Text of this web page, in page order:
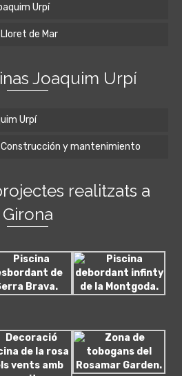
Urpí
de Mar
Joaquim Urpí
Urpí
Construcción y mantenimiento
realitzats a
Girona